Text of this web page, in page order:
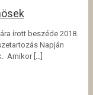
írott beszéde 2018.
Napján
Amikor[…]